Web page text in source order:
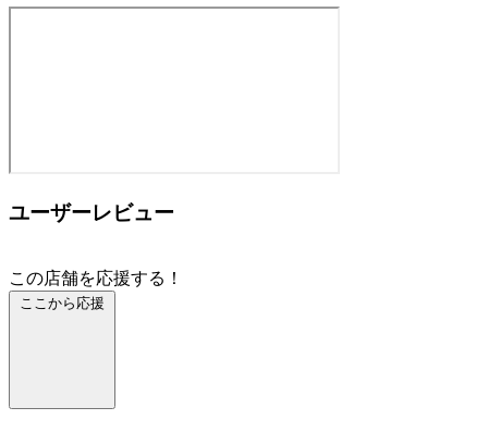
ユーザーレビュー
この店舗を応援する！
ここから応援